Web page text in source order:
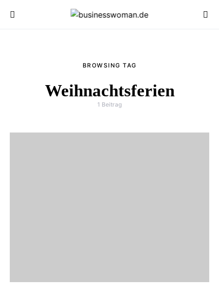
BROWSING TAG
Weihnachtsferien
1 Beitrag